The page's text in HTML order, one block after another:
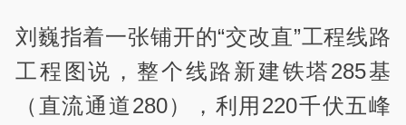
刘巍指着一张铺开的“交改直”工程线路
工程图说，整个线路新建铁塔285基
（直流通道280），利用220千伏五峰